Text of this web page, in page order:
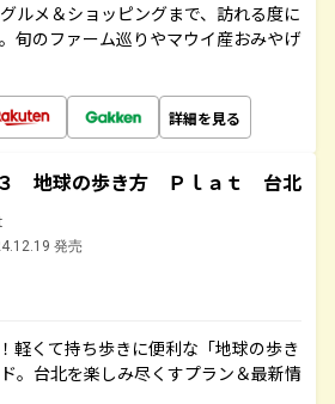
ルメ＆ショッピングまで、訪れる度に
旬のファーム巡りやマウイ産おみやげ
詳細を見る
地球の歩き方 Ｐｌａｔ 台北
発売
軽くて持ち歩きに便利な「地球の歩き
。台北を楽しみ尽くすプラン＆最新情